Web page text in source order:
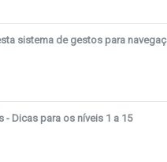
sistema de gestos para
- Dicas para os níveis 1 a 15